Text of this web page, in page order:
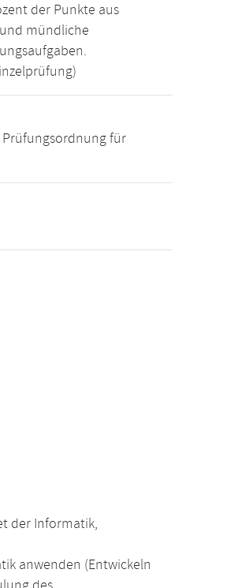
der Punkte aus
mündliche
für
der Informatik,
anwenden (Entwickeln